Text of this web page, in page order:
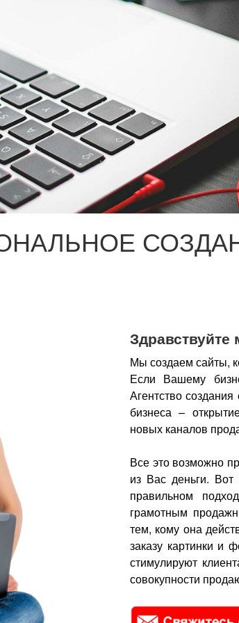
Мы создаем сайты,
Если Вашему
Агентство
бизнеса –
новых каналов
Все это возможно
из Вас деньги. Вот
правильном
грамотным
тем, кому она
заказу картинки и
стимулируют
совокупности